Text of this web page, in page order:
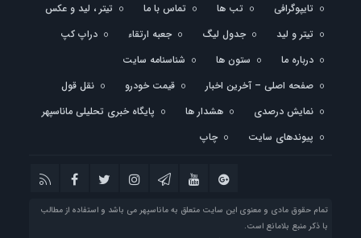
تایپوگرافی
تب ها تماس با ما
تیتر ، لید و عکس
تیتر و لید
جدول لیگ جعبه ارتقاء
دراپ کپ
درباره ما
ستون ها
شناسنامه سایت
صفحه اصلی – آخرین اخبار
قیمت خودرو
نقل قول
نمایش درصدی
هشدار ها
پایگاه خبری تحلیلی ماناسپهر
پیوندهای سایت
چاپ
تمام حقوق مادی و معنوی این سایت متعلق به ماناسپهر می باشد و استفاده از مطالب
با ذکر منبع بلامانع است.